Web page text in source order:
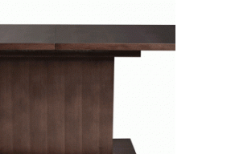
TOVÁBB OLVASOM